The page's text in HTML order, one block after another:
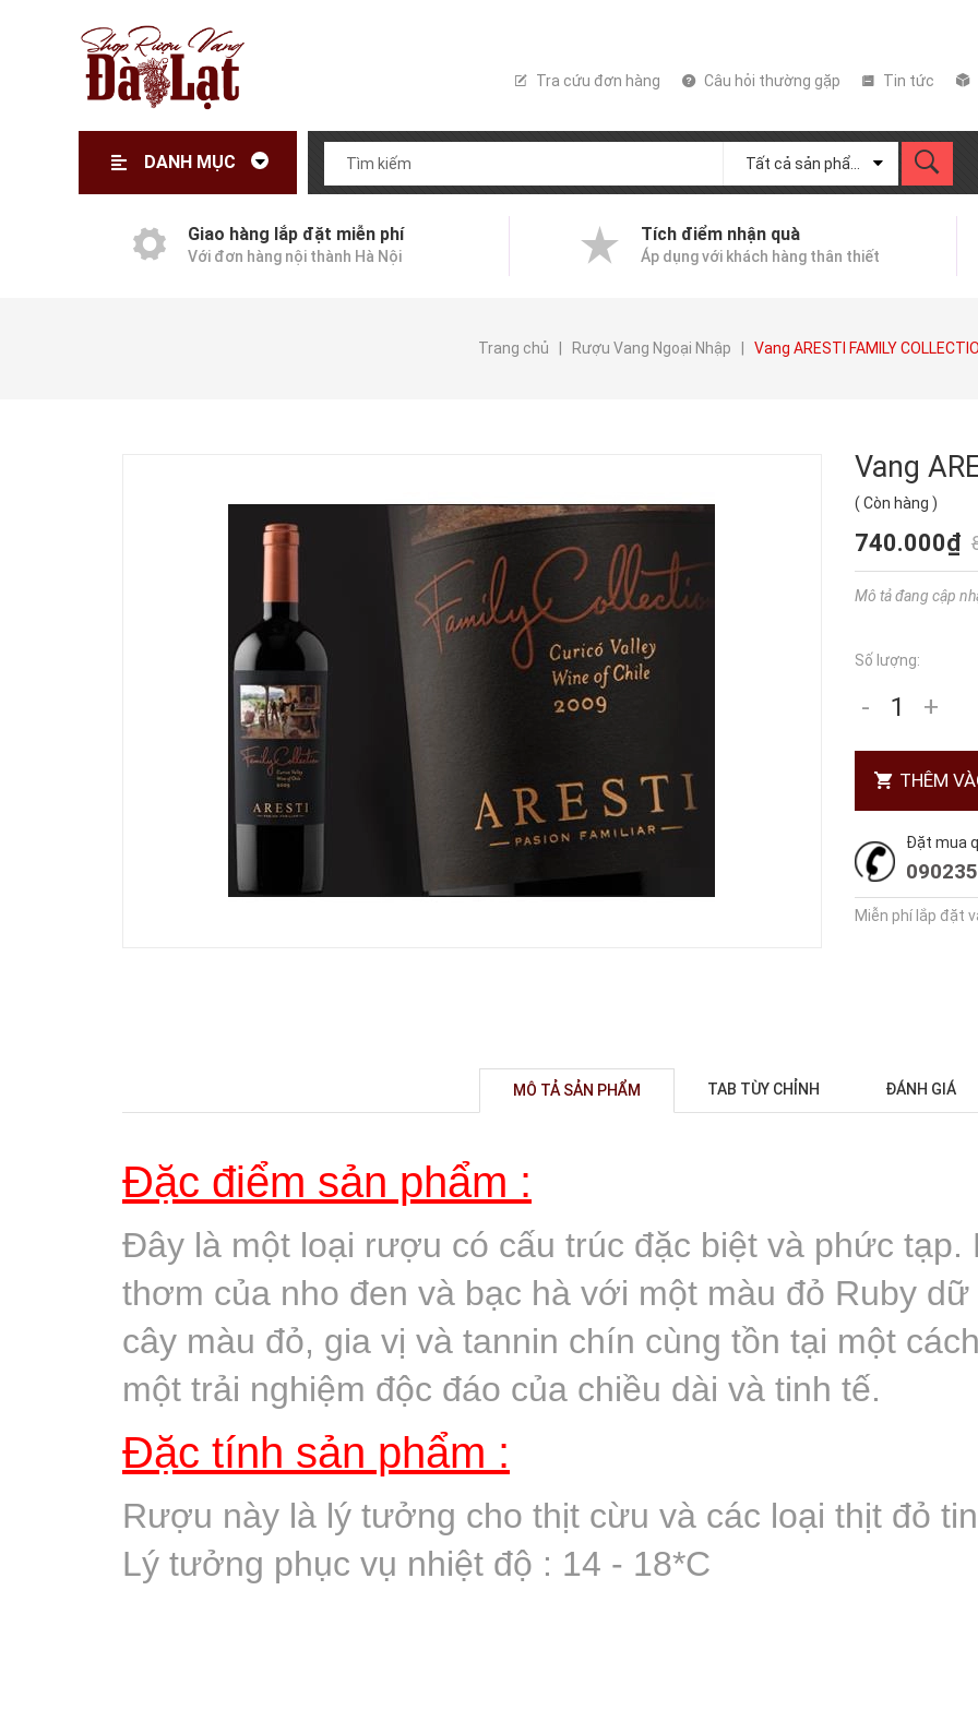
Tra cứu đơn hàng Câu hỏi thường gặp Tin tức
DANH MỤC
Giao hàng lắp đặt miễn phí
Với đơn hàng nội thành Hà Nội
Tích điểm nhận quà
Áp dụng với khách hàng thân thiết
Trang chủ Rượu Vang Ngoại Nhập Vang ARESTI FAMILY
Vang
( Còn hàng )
740.000₫
Mô tả đang cập
Số lượng:
- +
THÊM
Đặt mua
Miễn phí lắp đặt
MÔ TẢ SẢN PHẨM TAB TÙY CHỈNH ĐÁNH GIÁ
Đặc điểm sản phẩm :
Đây là một loại rượu có cấu trúc đặc biệt và phức tạp.
thơm của nho đen và bạc hà với một màu đỏ Ruby
cây màu đỏ, gia vị và tannin chín cùng tồn tại một
một trải nghiệm độc đáo của chiều dài và tinh tế.
Đặc tính sản phẩm :
Rượu này là lý tưởng cho thịt cừu và các loại thịt đỏ
Lý tưởng phục vụ nhiệt độ : 14 - 18*C